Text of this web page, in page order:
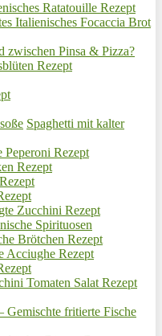
Ratatouille Rezept
Italienisches Focaccia Brot
zwischen Pinsa & Pizza?
Rezept
Spaghetti mit kalter
Peperoni Rezept
Rezept
Zucchini Rezept
Spirituosen
Brötchen Rezept
Acciughe Rezept
Tomaten Salat Rezept
Gemischte fritierte Fische